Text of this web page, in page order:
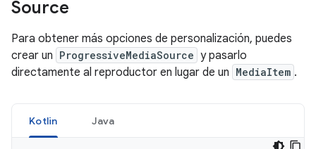
Source
Para obtener más opciones de personalización, puedes
crear un ProgressiveMediaSource y pasarlo
directamente al reproductor en lugar de un MediaItem .
Kotlin Java